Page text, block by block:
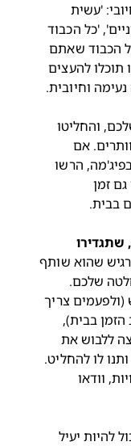
לבצע בעבר), תגמלו אותו במשוב חיובי: 'עשית
עבודה כל כך טובה עם צחצוח השיניים', 'כל הכבוד
שמיינת כל כך יפה את הגרביים', 'כל הכבוד שאתם
משחקים יפה יחד' וכדומה. בדרך זו תוכלו להעצים
וחיובית.
בחרו את המלחמות שלכם, והחליטו
מתי אתם מתעקשים ומתי אתם מוותרים. אם
הילדים רוצים לאכול ארוחת בוקר בפיג'מה, הרשו
להם. זה עשוי גם לעזור לכם לחסוך גם זמן
תנו להם לבחור מכמה אפשרויות, שתגדירו
כאשר ילד יכול לבחור, הוא מרגיש שהוא שותף
להחלטה, ויכול לקבל בצורה גם החלטה שלכם.
לדוגמה, אם הוא לא אוהב להתלבש (ולפעמים צריך
לצאת מהפיג'מה, גם כשמבלים רוב הזמן בבית),
אתם יכולים לשאול אותו: "אתה רוצה ללבוש את
החולצה הכחולה או את הצהובה?" ותנו לו להחליט.
עם זאת, הציעו אך ורק שתי אפשרויות, וודאו
כלי שיכול להיות יעיל